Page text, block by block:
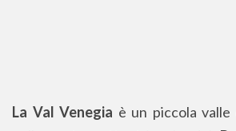
La Val Venegia è un piccola